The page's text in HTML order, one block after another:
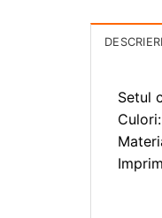
Setul